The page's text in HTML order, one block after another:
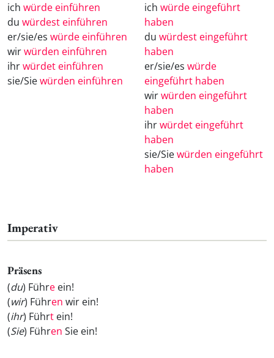
ich würde einführen
du würdest einführen
er/sie/es würde einführen
wirwürden einführen
ihrwürdet einführen
sie/Siewürden einführen
ich würde eingeführt
haben
du würdest eingeführt
haben
er/sie/es würde
eingeführt haben
wirwürden eingeführt
haben
ihrwürdet eingeführt
haben
sie/Siewürden eingeführt
haben
Imperativ
Präsens
(du) Führe ein!
(wir) Führen wir ein!
(ihr) Führt ein!
(Sie) Führen Sie ein!